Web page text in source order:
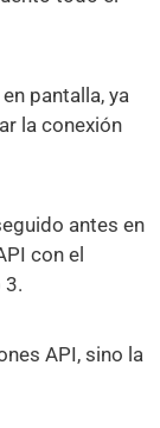
pantalla, ya
la conexión
antes en
con el
3.
API, sino la